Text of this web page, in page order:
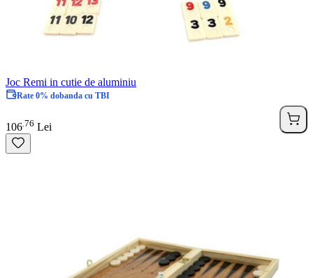
Joc Remi in cutie de aluminiu
Rate 0% dobanda cu TBI
106 76 Lei